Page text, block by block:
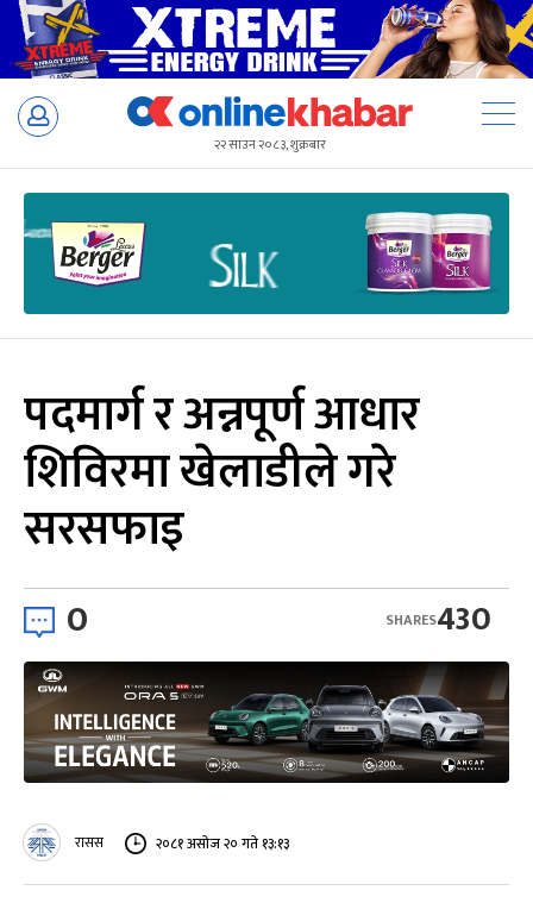
Skip
२२ साउन २०८३, शुक्रबार
पदमार्ग र अन्नपूर्ण आधार
शिविरमा खेलाडीले गरे
सरसफाइ
0 430
SHARES
रासस २०८१ असोज २० गते १३:१३